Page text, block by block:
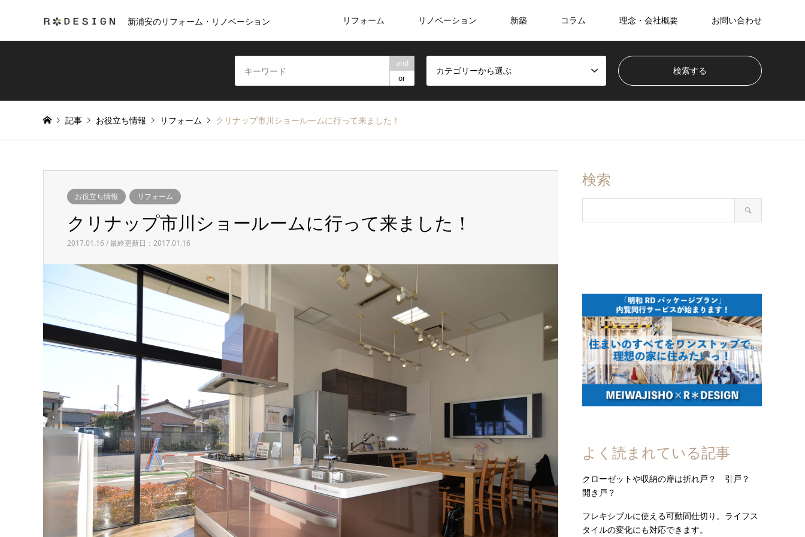
新浦安のリフォーム・リノベーション リフォーム リノベーション 新築 コラム 理念・会社概要 お問い合わせ
and
or
カテゴリーから選ぶ
記事 お役立ち情報 リフォーム クリナップ市川ショールームに行って来ました！
お役立ち情報 リフォーム
クリナップ市川ショールームに行って来ました！
2017.01.16 / 最終更新日：2017.01.16
検索
よく読まれている記事
クローゼットや収納の扉は折れ戸？ 引戸？
開き戸？
フレキシブルに使える可動間仕切り。ライフス
タイルの変化にも対応できます。